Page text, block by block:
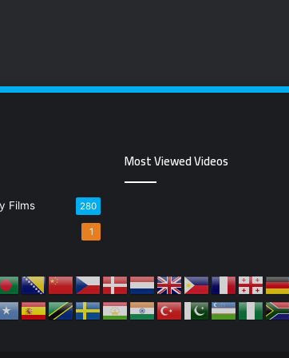
Films 280
1
Most Viewed Videos